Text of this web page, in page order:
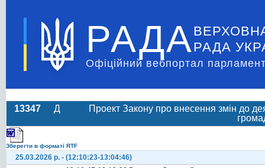
РАДА РАДА
Офіційний вебпортал
13347 Д
Проект Закону про внесення змін до
Зберегти в форматі RTF
25.03.2026 р. - (12:10:23-13:04:46)